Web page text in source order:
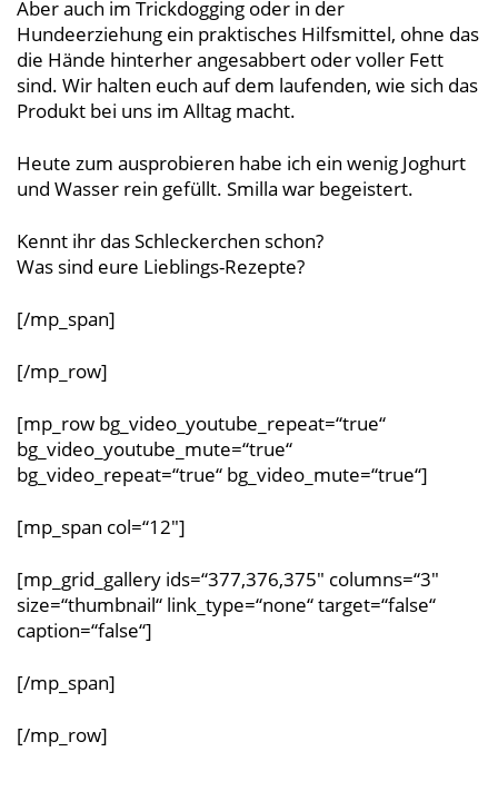
Aber auch im Trickdogging oder in der
Hundeerziehung ein praktisches Hilfsmittel, ohne das
die Hände hinterher angesabbert oder voller Fett
sind. Wir halten euch auf dem laufenden, wie sich das
Produkt bei uns im Alltag macht.
Heute zum ausprobieren habe ich ein wenig Joghurt
und Wasser rein gefüllt. Smilla war begeistert.
Kennt ihr das Schleckerchen schon?
Was sind eure Lieblings-Rezepte?
[/mp_span]
[/mp_row]
[mp_row bg_video_youtube_repeat=“true“
bg_video_youtube_mute=“true“
bg_video_repeat=“true“ bg_video_mute=“true“]
[mp_span col=“12″]
[mp_grid_gallery ids=“377,376,375″ columns=“3″
size=“thumbnail“ link_type=“none“ target=“false“
caption=“false“]
[/mp_span]
[/mp_row]